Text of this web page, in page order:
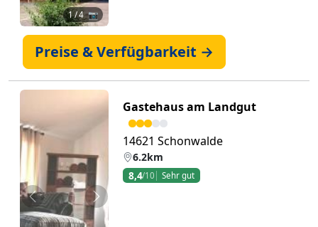
1/ 4 📷
Preise & Verfügbarkeit →
Zurück Weiter
Gastehaus am Landgut
14621 Schonwalde
6.2km
8,4/10 Sehr gut